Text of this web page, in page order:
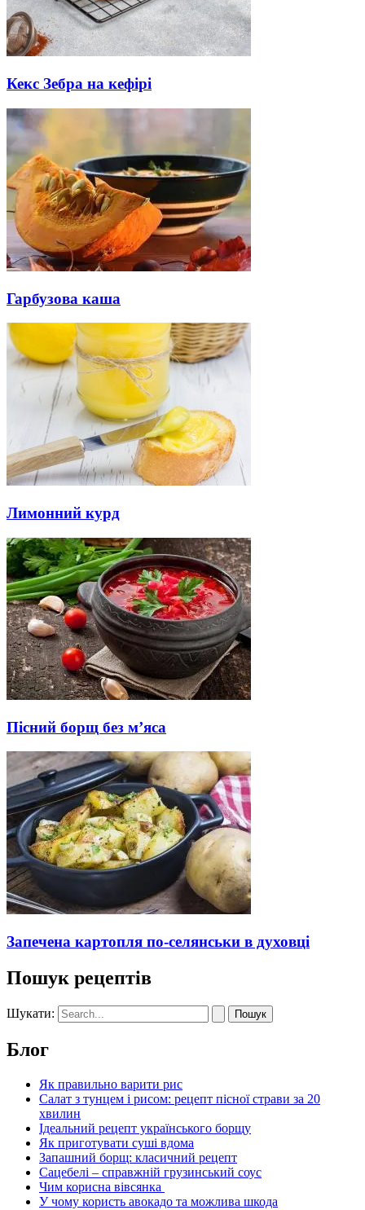
Кекс Зебра на кефірі
Гарбузова каша
Лимонний курд
Пісний борщ без м’яса
Запечена картопля по-селянськи в духовці
Пошук рецептів
Шукати:
Блог
Як правильно варити рис
Салат з тунцем і рисом: рецепт пісної страви за 20
хвилин
Ідеальний рецепт українського борщу
Як приготувати суші вдома
Запашний борщ: класичний рецепт
Сацебелі – справжній грузинський соус
Чим корисна вівсянка
У чому користь авокадо та можлива шкода